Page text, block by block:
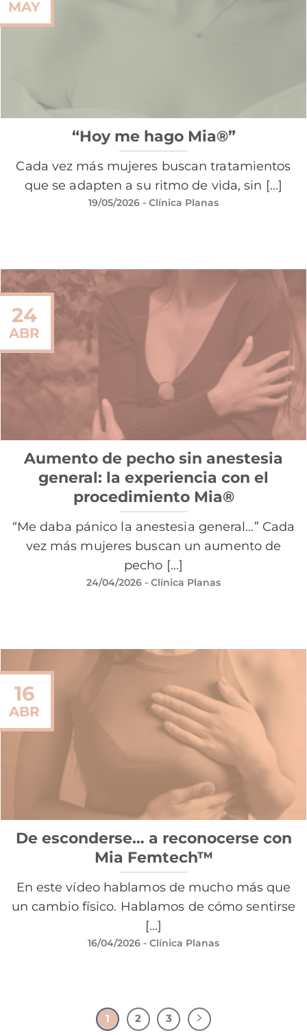
“Hoy me hago Mia®”
Cada vez más mujeres buscan tratamientos
que se adapten a su ritmo de vida, sin [...]
19/05/2026 - Clínica Planas
MAY
Aumento de pecho sin anestesia
general: la experiencia con el
procedimiento Mia®
“Me daba pánico la anestesia general…” Cada
vez más mujeres buscan un aumento de
pecho [...]
24/04/2026 - Clínica Planas
24
ABR
De esconderse… a reconocerse con
Mia Femtech™
En este vídeo hablamos de mucho más que
un cambio físico. Hablamos de cómo sentirse
[...]
16/04/2026 - Clínica Planas
16
ABR
1 2 3